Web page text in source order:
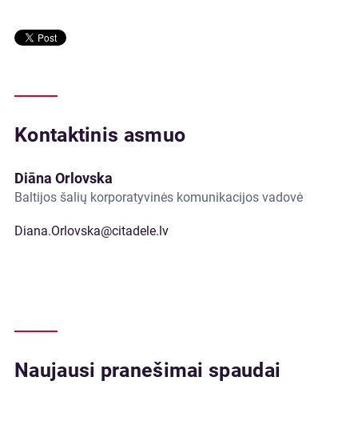
Kontaktinis asmuo
Diāna Orlovska
Baltijos šalių korporatyvinės komunikacijos vadovė
Diana.Orlovska@citadele.lv
Naujausi pranešimai spaudai